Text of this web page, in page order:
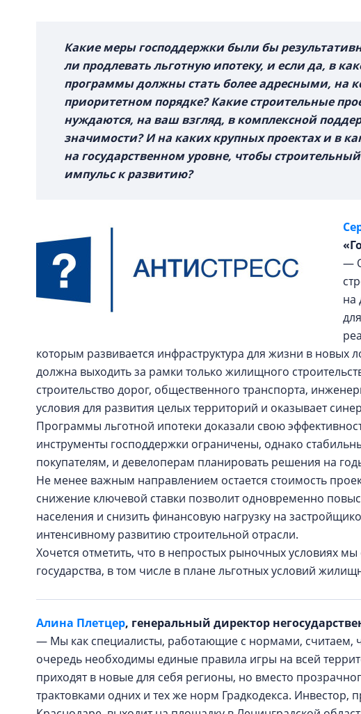
Какие меры господдержки были бы
ли продлевать льготную ипотеку, и если да, в
программы должны стать более адресными, на
приоритетном порядке? Какие строительные
нуждаются, на ваш взгляд, в комплексной
значимости? И на каких крупных проектах и в
на государственном уровне, чтобы
импульс к развитию?
—
на
которым развивается инфраструктура для жизни в новых
должна выходить за рамки только жилищного
строительство дорог, общественного транспорта,
условия для развития целых территорий и оказывает
Программы льготной ипотеки доказали свою
инструменты господдержки ограничены, однако
покупателям, и девелоперам планировать решения на
Не менее важным направлением остается стоимость
снижение ключевой ставки позволит одновременно
населения и снизить финансовую нагрузку на
интенсивному развитию строительной отрасли.
Хочется отметить, что в непростых рыночных условиях
государства, в том числе в плане льготных условий
Алина Плетцер, генеральный директор
— Мы как специалисты, работающие с нормами, считаем,
очередь необходимы единые правила игры на всей
приходят в новые для себя регионы, но вместо
трактовками одних и тех же норм Градкодекса.